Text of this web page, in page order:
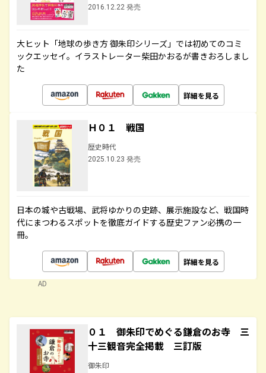
2016.12.22 発売
大ヒット「地球の歩き方 御朱印シリーズ」では初めてのコミ
ックエッセイ。イラストレーター柴田かおるが書きおろしまし
た
詳細を見る
Ｈ０１ 戦国
歴史時代
2025.10.23 発売
日本の城や古戦場、武将ゆかりの史跡、展示施設など、戦国時
代にまつわるスポットを徹底ガイドする歴史ファン必携の一
冊。
詳細を見る
AD
０１ 御朱印でめぐる鎌倉のお寺 三
十三観音完全掲載 三訂版
御朱印